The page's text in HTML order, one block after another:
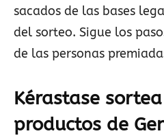
sacados de las bases
del sorteo. Sigue los
de las personas
Kérastase
productos de